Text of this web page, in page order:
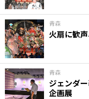
青森
火扇に歓
青森
ジェンダ
企画展